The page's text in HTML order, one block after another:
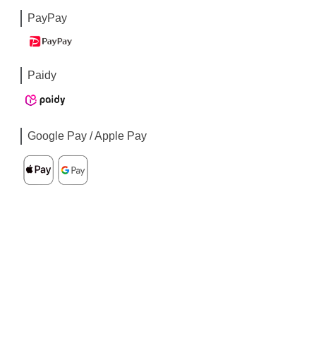
PayPay
Paidy
Google Pay / Apple Pay